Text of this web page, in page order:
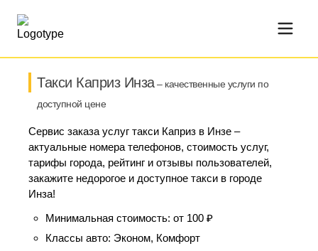
Такси Каприз Инза– качественные услуги по
доступной цене
Сервис заказа услуг такси Каприз в Инзе –
актуальные номера телефонов, стоимость услуг,
тарифы города, рейтинг и отзывы пользователей,
закажите недорогое и доступное такси в городе
Инза!
Минимальная стоимость: от 100 ₽
Классы авто: Эконом, Комфорт